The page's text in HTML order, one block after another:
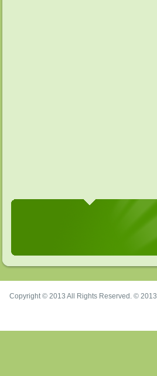
Copyright © 2013 All Rights Reserved. © 2013